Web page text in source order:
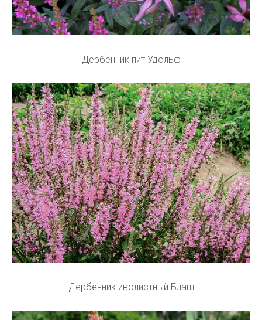
Дербенник пит Удольф
Дербенник иволистный Блаш